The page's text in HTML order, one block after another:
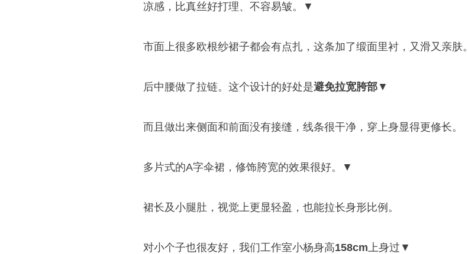
凉感，比真丝好打理、不容易皱。▼
市面上很多欧根纱裙子都会有点扎，这条加了缎面里衬，又滑又亲肤。
后中腰做了拉链。这个设计的好处是避免拉宽胯部▼
而且做出来侧面和前面没有接缝，线条很干净，穿上身显得更修长。
多片式的A字伞裙，修饰胯宽的效果很好。▼
裙长及小腿肚，视觉上更显轻盈，也能拉长身形比例。
对小个子也很友好，我们工作室小杨身高158cm上身过▼